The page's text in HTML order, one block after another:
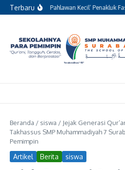
Lewati ke konten
TerbaruKisah 13 ‘Pahlawan Kecil’ Penakluk
Beranda / siswa / Jejak Generasi
Takhassus SMP Muhammadiyah 7
Pemimpin
Artikel Berita siswa